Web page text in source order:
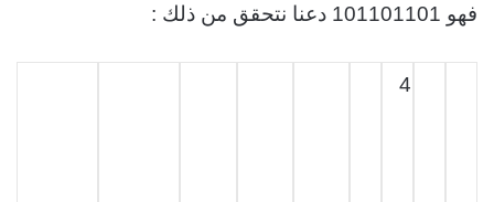
فهو 101101101 دعنا نتحقق من ذلك :
4